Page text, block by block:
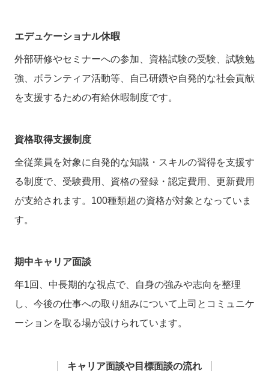
エデュケーショナル休暇
外部研修やセミナーへの参加、資格試験の受験、試験勉
強、ボランティア活動等、自己研鑽や自発的な社会貢献
を支援するための有給休暇制度です。
資格取得支援制度
全従業員を対象に自発的な知識・スキルの習得を支援す
る制度で、受験費用、資格の登録・認定費用、更新費用
が支給されます。100種類超の資格が対象となっていま
す。
期中キャリア面談
年1回、中長期的な視点で、自身の強みや志向を整理
し、今後の仕事への取り組みについて上司とコミュニケ
ーションを取る場が設けられています。
キャリア面談や目標面談の流れ